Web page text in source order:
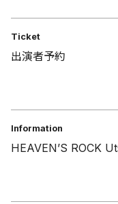
Ticket
出演者予約
Information
HEAVEN’S ROCK